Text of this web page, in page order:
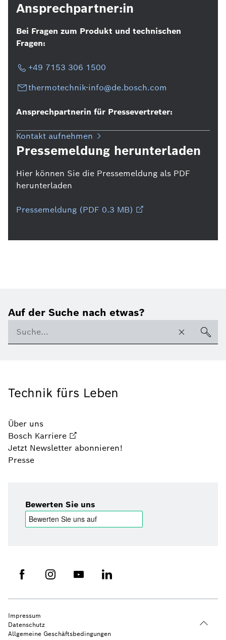
Ansprechpartner:in
Bei Fragen zum Produkt und technischen
Fragen:
+49 7153 306 1500
thermotechnik-info@de.bosch.com
Ansprechpartnerin für Pressevertreter:
Kontakt aufnehmen
Pressemeldung herunterladen
Hier können Sie die Pressemeldung als PDF
herunterladen
Pressemeldung (PDF 0.3 MB)
Auf der Suche nach etwas?
Technik fürs Leben
Über uns
Bosch Karriere
Jetzt Newsletter abonnieren!
Presse
Bewerten Sie uns
Impressum
Datenschutz
Allgemeine Geschäftsbedingungen